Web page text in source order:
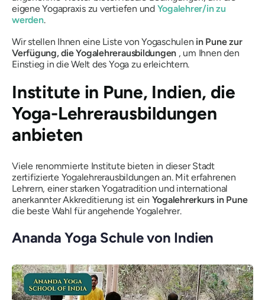
eigene Yogapraxis zu vertiefen und Yogalehrer/in zu
werden.
Wir stellen Ihnen eine Liste von Yogaschulen in Pune zur
Verfügung, die Yogalehrerausbildungen , um Ihnen den
Einstieg in die Welt des Yoga zu erleichtern.
Institute in Pune, Indien, die
Yoga-Lehrerausbildungen
anbieten
Viele renommierte Institute bieten in dieser Stadt
zertifizierte Yogalehrerausbildungen an. Mit erfahrenen
Lehrern, einer starken Yogatradition und international
anerkannter Akkreditierung ist ein Yogalehrerkurs in Pune
die beste Wahl für angehende Yogalehrer.
Ananda Yoga Schule von Indien